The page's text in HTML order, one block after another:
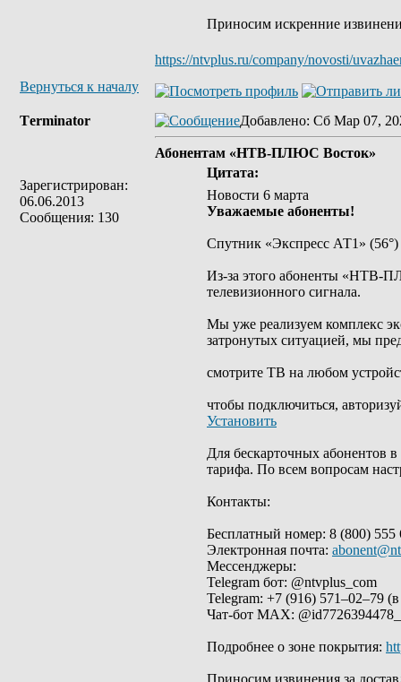
Приносим искренние
https://ntvplus.ru/company/novosti/
Вернуться к началу
Tеrminatоr
Зарегистрирован:
06.06.2013
Сообщения: 130
Добавлено: Сб Мар 07,
Абонентам «НТВ‑ПЛЮС Восток»
Цитата:
Новости 6 марта
Уважаемые абоненты!
Спутник «Экспресс АТ1» (56°)
Из‑за этого абоненты
телевизионного сигнала.
Мы уже реализуем комплекс
затронутых ситуацией, мы
смотрите ТВ на любом
чтобы подключиться,
Установить
Для бескарточных абонентов
тарифа. По всем вопросам
Контакты:
Бесплатный номер: 8 (800) 555
Электронная почта:
Мессенджеры:
Telegram бот: @ntvplus_com
Telegram: +7 (916) 571–02–79
Чат‑бот МАХ:
Подробнее о зоне покрытия:
Приносим извинения за